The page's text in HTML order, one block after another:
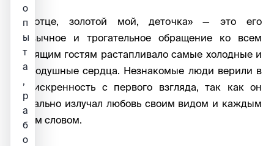
«Золотце, золотой мой, деточка» — это его
привычное и трогательное обращение ко всем
входящим гостям растапливало самые холодные и
равнодушные сердца. Незнакомые люди верили в
его искренность с первого взгляда, так как он
буквально излучал любовь своим видом и каждым
своим словом.
о
п
ы
т
а
,
р
а
б
о